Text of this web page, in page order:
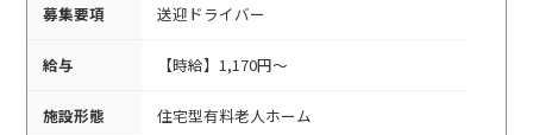
募集要項 送迎ドライバー
給与 【時給】1,170円～
施設形態 住宅型有料老人ホーム